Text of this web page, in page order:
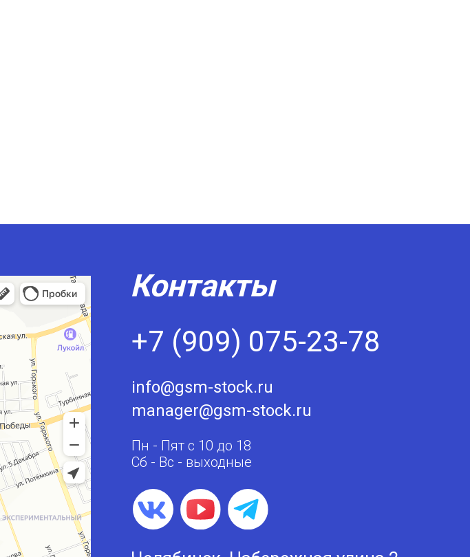
Контакты
Пн - Пят с 10 до 18
Сб - Вс - выходные
info@gsm-stock.ru
manager@gsm-stock.ru
+7 (909) 075-23-78